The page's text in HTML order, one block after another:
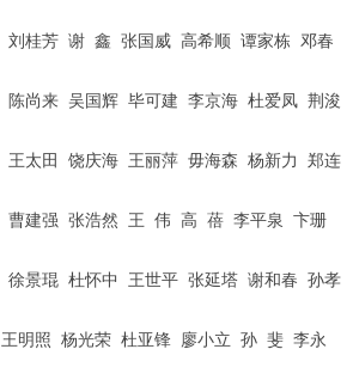
刘桂芳 谢 鑫 张国威 高希顺 谭家栋
邓春
陈尚来 吴国辉 毕可建 李京海 杜爱凤 荆浚
王太田 饶庆海 王丽萍 毋海森 杨新力
郑连
曹建强 张浩然 王 伟 高 蓓 李平泉
卞珊
徐景琨 杜怀中 王世平 张延塔 谢和春 孙孝
王明照 杨光荣 杜亚锋 廖小立 孙 斐 李永